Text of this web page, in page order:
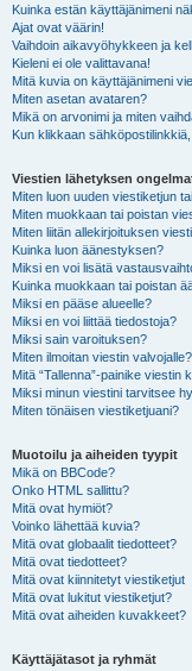
Kuinka estän käyttäjänimeni
Ajat ovat väärin!
Vaihdoin aikavyöhykkeen ja
Kieleni ei ole valittavana!
Mitä kuvia on käyttäjänimeni
Miten asetan avataren?
Mikä on arvonimi ja miten
Kun klikkaan
Viestien lähetyksen
Miten luon uuden viestiketjun
Miten muokkaan tai poistan
Miten liitän allekirjoituksen
Kuinka luon äänestyksen?
Miksi en voi lisätä
Kuinka muokkaan tai poistan
Miksi en pääse alueelle?
Miksi en voi liittää tiedostoja?
Miksi sain varoituksen?
Miten ilmoitan viestin valvojalle?
Mitä “Tallenna”-painike viestin
Miksi minun viestini tarvitsee
Miten tönäisen viestiketjuani?
Muotoilu ja aiheiden tyypit
Mikä on BBCode?
Onko HTML sallittu?
Mitä ovat hymiöt?
Voinko lähettää kuvia?
Mitä ovat globaalit tiedotteet?
Mitä ovat tiedotteet?
Mitä ovat kiinnitetyt viestiketjut
Mitä ovat lukitut viestiketjut?
Mitä ovat aiheiden kuvakkeet?
Käyttäjätasot ja ryhmät